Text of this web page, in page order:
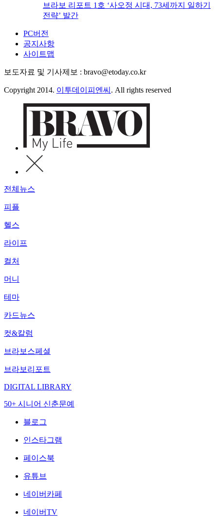
브라보 리포트 1호 ‘사오정 시대, 73세까지 일하기
전략’ 발간
PC버전
공지사항
사이트맵
보도자료 및 기사제보 : bravo@etoday.co.kr
Copyright 2014. 이투데이피엔씨 . All rights reserved
전체뉴스
피플
헬스
라이프
컬처
머니
테마
카드뉴스
컷&칼럼
브라보스페셜
브라보리포트
DIGITAL LIBRARY
50+ 시니어 신춘문예
블로그
인스타그램
페이스북
유튜브
네이버카페
네이버TV